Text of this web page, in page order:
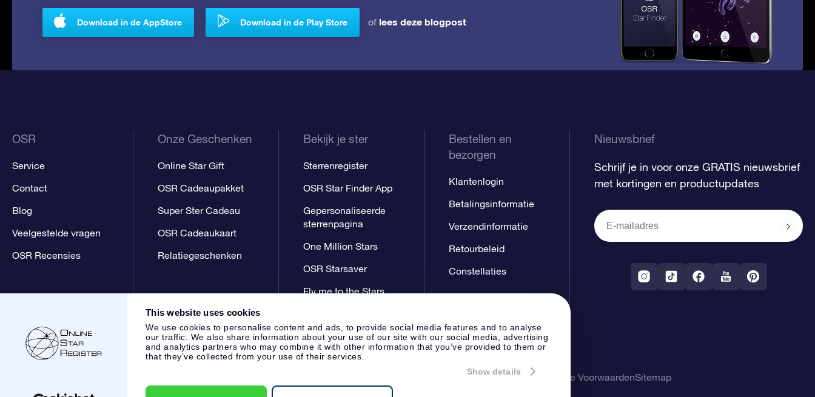
This website uses cookies
We use cookies to personalise content and ads, to provide social media features and to analyse
our traffic. We also share information about your use of our site with our social media, advertising
and analytics partners who may combine it with other information that you’ve provided to them or
that they’ve collected from your use of their services.
Show details
Download in de AppStore Download in de Play Store of lees deze blogpost
OSR
Service
Contact
Blog
Veelgestelde vragen
OSR Recensies
Onze Geschenken
Online Star Gift
OSR Cadeaupakket
Super Ster Cadeau
OSR Cadeaukaart
Relatiegeschenken
Bekijk je ster
Sterrenregister
OSR Star Finder App
Gepersonaliseerde
sterrenpagina
One Million Stars
OSR Starsaver
Fly me to the Stars
Bestellen en
bezorgen
Klantenlogin
Betalingsinformatie
Verzendinformatie
Retourbeleid
Constellaties
Nieuwsbrief
Schrijf je in voor onze GRATIS nieuwsbrief
met kortingen en productupdates
PrivacyverklaringAlgemene VoorwaardenSitemap